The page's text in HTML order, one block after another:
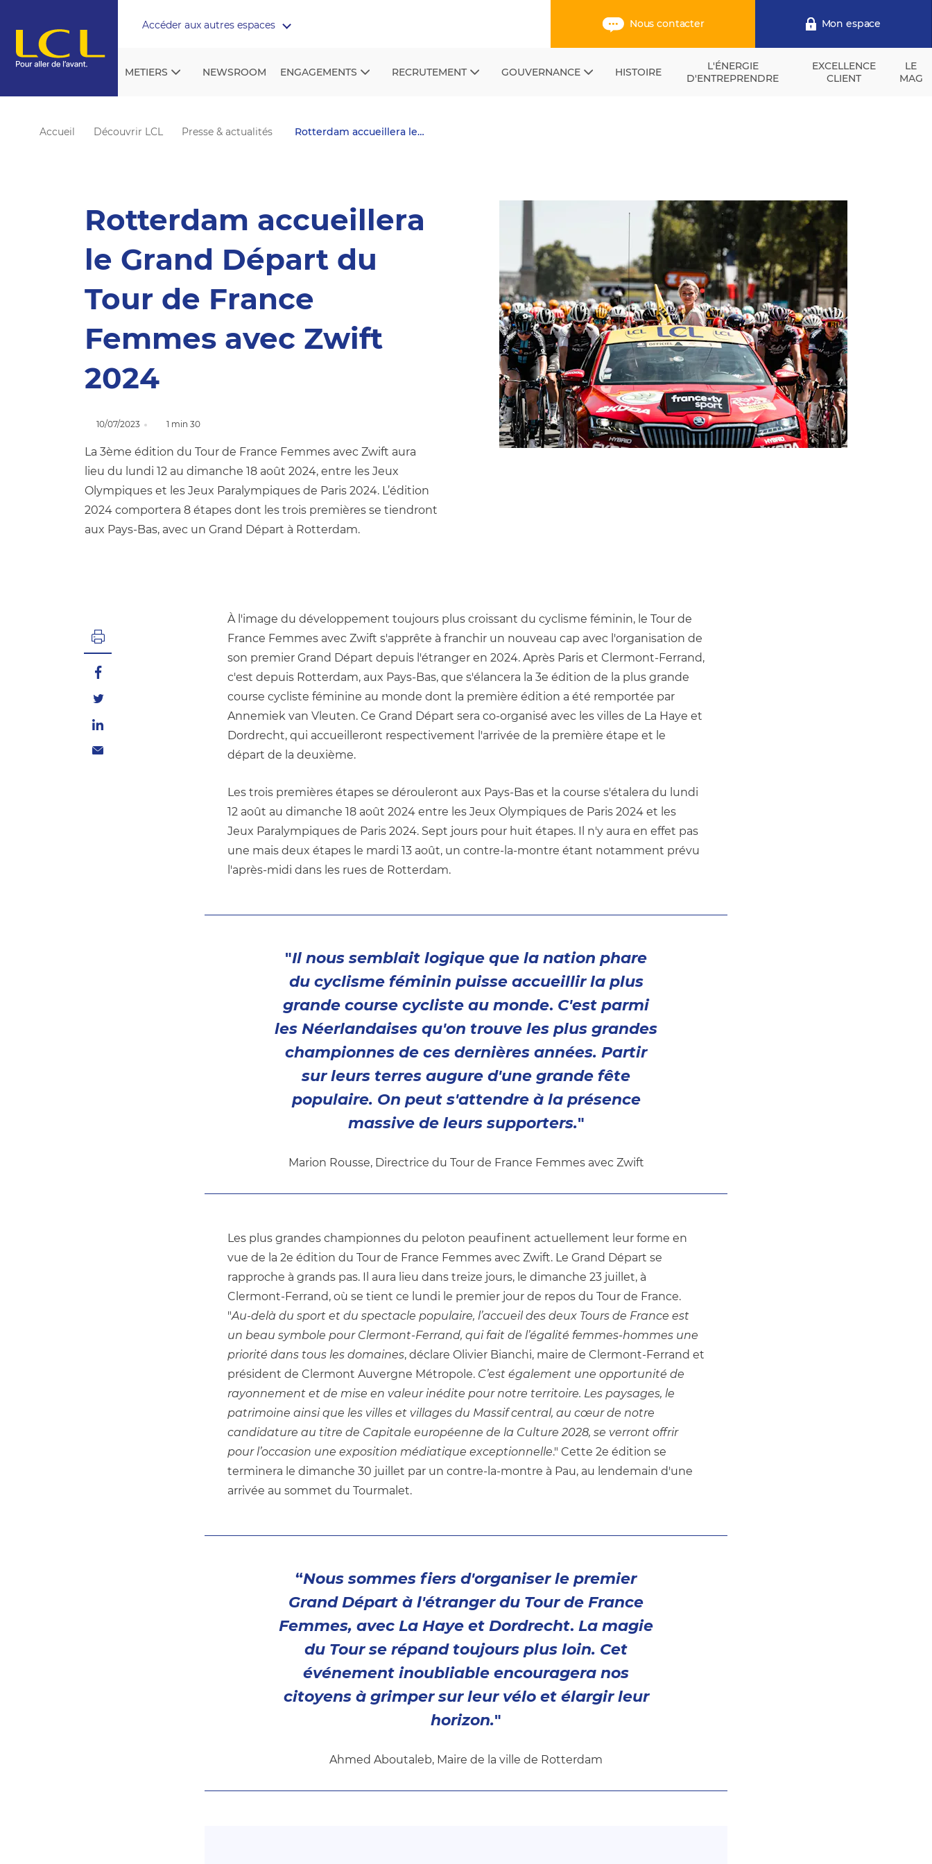
Accéder aux autres espaces Nous contacter Mon espace
METIERS NEWSROOM ENGAGEMENTS RECRUTEMENT GOUVERNANCE HISTOIRE
L'ÉNERGIE
D'ENTREPRENDRE
EXCELLENCE
CLIENT
LE
MAG
Accueil Découvrir LCL Presse & actualités Rotterdam accueillera le…
Rotterdam accueillera
le Grand Départ du
Tour de France
Femmes avec Zwift
2024
10/07/2023 1 min 30
La 3ème édition du Tour de France Femmes avec Zwift aura
lieu du lundi 12 au dimanche 18 août 2024, entre les Jeux
Olympiques et les Jeux Paralympiques de Paris 2024. L’édition
2024 comportera 8 étapes dont les trois premières se tiendront
aux Pays-Bas, avec un Grand Départ à Rotterdam.
À l'image du développement toujours plus croissant du cyclisme féminin, le Tour de
France Femmes avec Zwift s'apprête à franchir un nouveau cap avec l'organisation de
son premier Grand Départ depuis l'étranger en 2024. Après Paris et Clermont-Ferrand,
c'est depuis Rotterdam, aux Pays-Bas, que s'élancera la 3e édition de la plus grande
course cycliste féminine au monde dont la première édition a été remportée par
Annemiek van Vleuten. Ce Grand Départ sera co-organisé avec les villes de La Haye et
Dordrecht, qui accueilleront respectivement l'arrivée de la première étape et le
départ de la deuxième.
Les trois premières étapes se dérouleront aux Pays-Bas et la course s'étalera du lundi
12 août au dimanche 18 août 2024 entre les Jeux Olympiques de Paris 2024 et les
Jeux Paralympiques de Paris 2024. Sept jours pour huit étapes. Il n'y aura en effet pas
une mais deux étapes le mardi 13 août, un contre-la-montre étant notamment prévu
l'après-midi dans les rues de Rotterdam.
"Il nous semblait logique que la nation phare
du cyclisme féminin puisse accueillir la plus
grande course cycliste au monde. C'est parmi
les Néerlandaises qu'on trouve les plus grandes
championnes de ces dernières années. Partir
sur leurs terres augure d'une grande fête
populaire. On peut s'attendre à la présence
massive de leurs supporters."
Marion Rousse, Directrice du Tour de France Femmes avec Zwift
Les plus grandes championnes du peloton peaufinent actuellement leur forme en
vue de la 2e édition du Tour de France Femmes avec Zwift. Le Grand Départ se
rapproche à grands pas. Il aura lieu dans treize jours, le dimanche 23 juillet, à
Clermont-Ferrand, où se tient ce lundi le premier jour de repos du Tour de France.
"Au-delà du sport et du spectacle populaire, l’accueil des deux Tours de France est
un beau symbole pour Clermont-Ferrand, qui fait de l’égalité femmes-hommes une
priorité dans tous les domaines, déclare Olivier Bianchi, maire de Clermont-Ferrand et
président de Clermont Auvergne Métropole. C’est également une opportunité de
rayonnement et de mise en valeur inédite pour notre territoire. Les paysages, le
patrimoine ainsi que les villes et villages du Massif central, au cœur de notre
candidature au titre de Capitale européenne de la Culture 2028, se verront offrir
pour l’occasion une exposition médiatique exceptionnelle." Cette 2e édition se
terminera le dimanche 30 juillet par un contre-la-montre à Pau, au lendemain d'une
arrivée au sommet du Tourmalet.
“Nous sommes fiers d'organiser le premier
Grand Départ à l'étranger du Tour de France
Femmes, avec La Haye et Dordrecht. La magie
du Tour se répand toujours plus loin. Cet
événement inoubliable encouragera nos
citoyens à grimper sur leur vélo et élargir leur
horizon."
Ahmed Aboutaleb, Maire de la ville de Rotterdam